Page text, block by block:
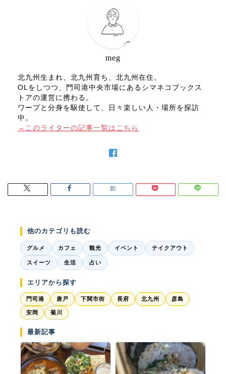
meg
北九州生まれ、北九州育ち、北九州在住。
OLをしつつ、門司港中央市場にあるシマネコブックス
トアの運営に携わる。
ワープと分身を駆使して、日々楽しい人・場所を探訪
中。
→このライターの記事一覧はこちら
他のカテゴリも読む
グルメ カフェ 観光 イベント テイクアウト
スイーツ 生活 占い
エリアから探す
門司港 唐戸 下関市街 長府 北九州 彦島
安岡 菊川
最新記事